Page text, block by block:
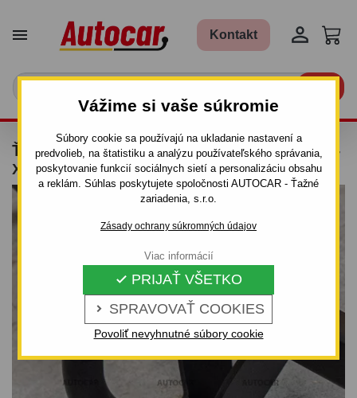
Vážime si vaše súkromie
Súbory cookie sa používajú na ukladanie nastavení a
predvolieb, na štatistiku a analýzu používateľského správania,
poskytovanie funkcií sociálnych sietí a personalizáciu obsahu
a reklám. Súhlas poskytujete spoločnosti AUTOCAR - Ťažné
zariadenia, s.r.o.
Zásady ochrany súkromných údajov
 SPRAVOVAŤ COOKIES
 PRIJAŤ VŠETKO
Povoliť nevyhnutné súbory cookie
Viac informácií
 Kontakt 
ŤAŽNÉ ZARIADENIE PRE CITROEN XANTIA -
X1/X2 - KOMBI - SKRUTKOVÝ SYSTÉM